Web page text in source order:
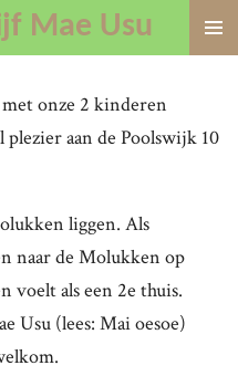
Mae Usu
onze 2 kinderen
aan de Poolswijk 10
liggen. Als
naar de Molukken op
voelt als een 2e thuis.
Usu (lees: Mai oesoe)